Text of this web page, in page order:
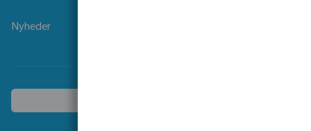
Nyheder